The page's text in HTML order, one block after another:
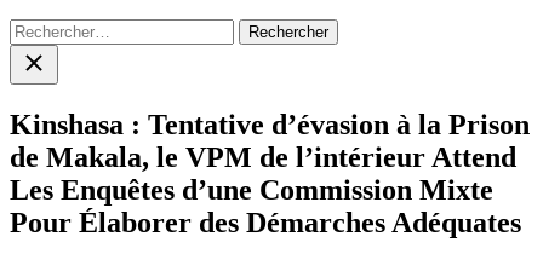
Rechercher :
Close
search
Kinshasa : Tentative d’évasion à la Prison
de Makala, le VPM de l’intérieur Attend
Les Enquêtes d’une Commission Mixte
Pour Élaborer des Démarches Adéquates